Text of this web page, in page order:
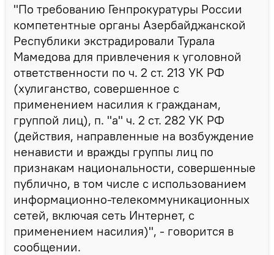
"По требованию Генпрокуратуры России
компетентные органы Азербайджанской
Республики экстрадировали Турала
Мамедова для привлечения к уголовной
ответственности по ч. 2 ст. 213 УК РФ
(хулиганство, совершенное с
применением насилия к гражданам,
группой лиц), п. "а" ч. 2 ст. 282 УК РФ
(действия, направленные на возбуждение
ненависти и вражды группы лиц по
признакам национальности, совершенные
публично, в том числе с использованием
информационно-телекоммуникационных
сетей, включая сеть Интернет, с
применением насилия)", - говорится в
сообщении.